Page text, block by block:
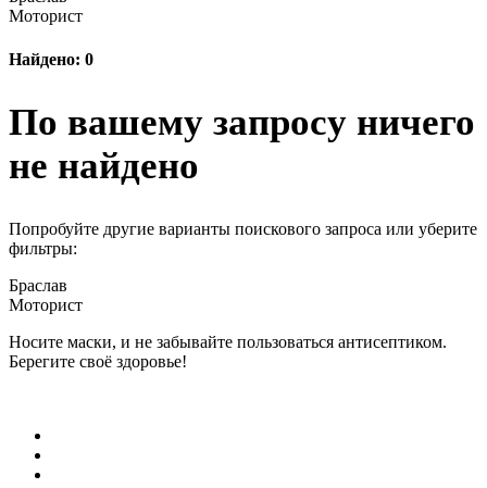
Моторист
Найдено: 0
По вашему запросу ничего
не найдено
Попробуйте другие варианты поискового запроса или уберите
фильтры:
Браслав
Моторист
Носите маски, и не забывайте пользоваться антисептиком.
Берегите своё здоровье!